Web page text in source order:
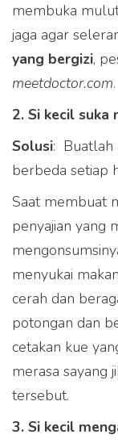
membuka
jaga agar
yang bergizi,
meetdoctor.com.
2. Si kecil suka
Solusi: Buatlah
berbeda setiap
Saat membuat
penyajian yang
menyukai
cerah dan
potongan dan
cetakan kue
merasa sayang
tersebut.
3. Si kecil